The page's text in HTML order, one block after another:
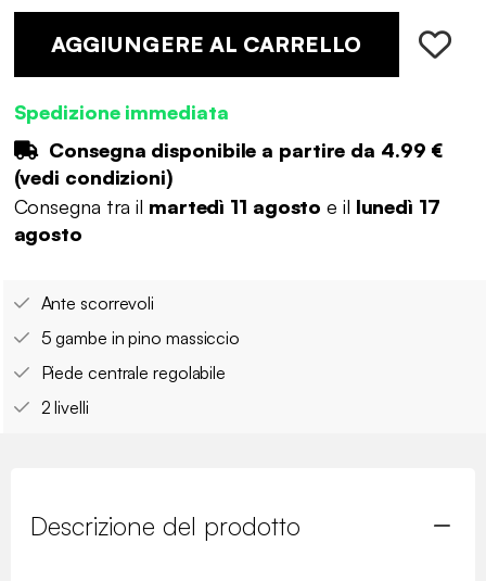
AGGIUNGERE AL CARRELLO
Spedizione immediata
Consegna disponibile a partire da 4.99 €
(vedi condizioni)
Consegna tra il martedì 11 agosto e il lunedì 17
agosto
Ante scorrevoli
5 gambe in pino massiccio
Piede centrale regolabile
2 livelli
Descrizione del prodotto